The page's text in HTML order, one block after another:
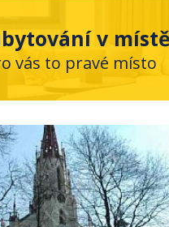
v
vás to pravé místo